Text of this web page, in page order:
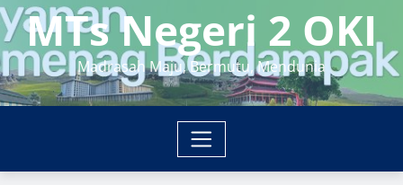
MTs Negeri 2 OKI
Madrasah Maju, Bermutu, Mendunia